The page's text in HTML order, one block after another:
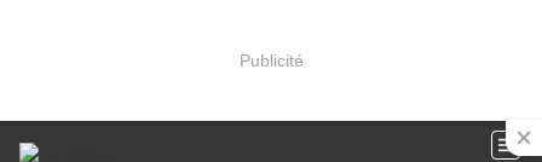
Publicité